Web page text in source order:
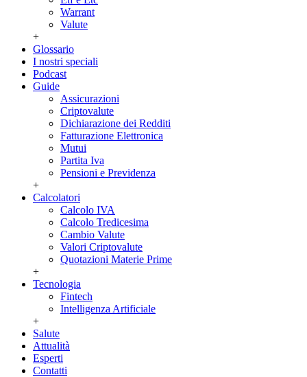
Warrant
Valute
+
Glossario
I nostri speciali
Podcast
Guide
Assicurazioni
Criptovalute
Dichiarazione dei Redditi
Fatturazione Elettronica
Mutui
Partita Iva
Pensioni e Previdenza
+
Calcolatori
Calcolo IVA
Calcolo Tredicesima
Cambio Valute
Valori Criptovalute
Quotazioni Materie Prime
+
Tecnologia
Fintech
Intelligenza Artificiale
+
Salute
Attualità
Esperti
Contatti